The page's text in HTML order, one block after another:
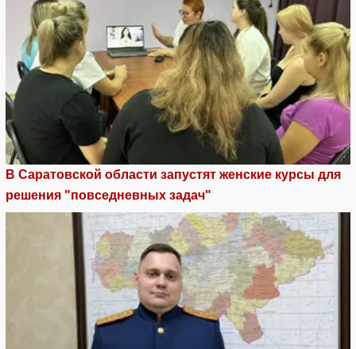
В Саратовской области запустят женские курсы для
решения "повседневных задач"